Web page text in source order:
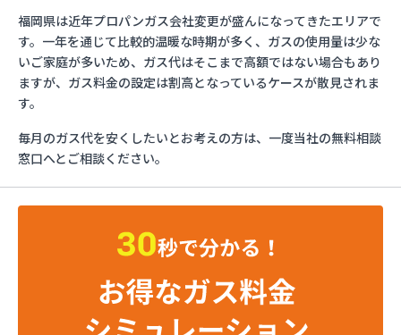
イワタニ九州株式会社 久留米営業所
イワタニ九州株式会社 弓削田営業所
イワタニ九州株式会社 行橋営業所
イワタニ九州株式会社 福岡支店
グリーンホーム株式会社
ケイ・ティ液化ガス
コーアガステック株式会社
サンエープロパン
すえまつ興産株式会社
セブンガス株式会社
福岡県は近年プロパンガス会社変更が盛んになってきたエリアで
す。一年を通じて比較的温暖な時期が多く、ガスの使用量は少な
いご家庭が多いため、ガス代はそこまで高額ではない場合もあり
ますが、ガス料金の設定は割高となっているケースが散見されま
す。
毎月のガス代を安くしたいとお考えの方は、一度当社の無料相談
窓口へとご相談ください。